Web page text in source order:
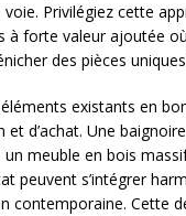
Privilégiez cette
à forte valeur ajoutée
des pièces
existants en
d’achat. Une
meuble en bois
peuvent s’intégrer
contemporaine. Cette